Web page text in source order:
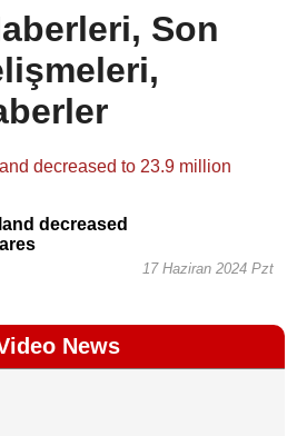
Son
decreased
17 Haziran 2024 Pzt
News